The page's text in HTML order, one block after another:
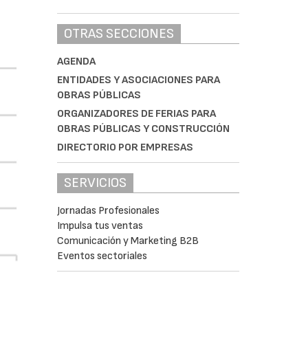
OTRAS SECCIONES
AGENDA
ENTIDADES Y ASOCIACIONES PARA
OBRAS PÚBLICAS
ORGANIZADORES DE FERIAS PARA
OBRAS PÚBLICAS Y CONSTRUCCIÓN
DIRECTORIO POR EMPRESAS
SERVICIOS
Jornadas Profesionales
Impulsa tus ventas
Comunicación y Marketing B2B
Eventos sectoriales